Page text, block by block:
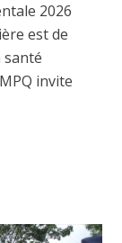
2026
est de
santé
invite